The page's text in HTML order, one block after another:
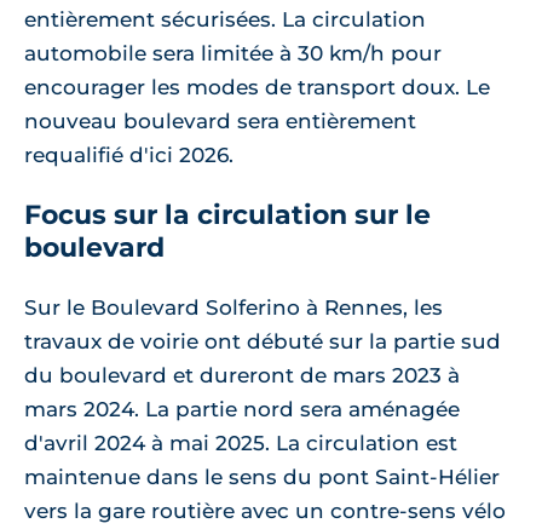
entièrement sécurisées. La circulation
automobile sera limitée à 30 km/h pour
encourager les modes de transport doux. Le
nouveau boulevard sera entièrement
requalifié d'ici 2026.
Focus sur la circulation sur le
boulevard
Sur le Boulevard Solferino à Rennes, les
travaux de voirie ont débuté sur la partie sud
du boulevard et dureront de mars 2023 à
mars 2024. La partie nord sera aménagée
d'avril 2024 à mai 2025. La circulation est
maintenue dans le sens du pont Saint-Hélier
vers la gare routière avec un contre-sens vélo